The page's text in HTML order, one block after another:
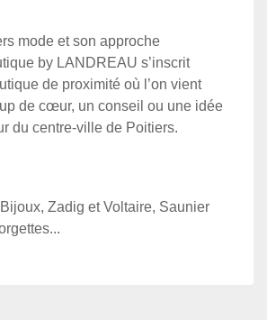
mode et son approche
by LANDREAU s’inscrit
de proximité où l’on vient
de cœur, un conseil ou une idée
du centre-ville de Poitiers.
Zadig et Voltaire, Saunier